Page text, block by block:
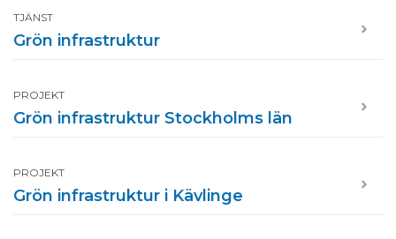
TJÄNST
Grön infrastruktur
PROJEKT
Grön infrastruktur Stockholms län
PROJEKT
Grön infrastruktur i Kävlinge